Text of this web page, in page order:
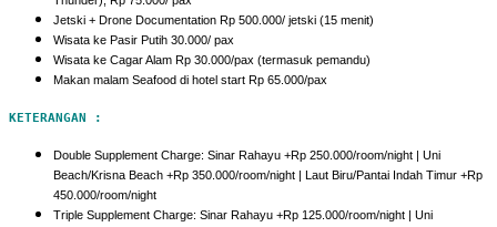
Jetski + Drone Documentation Rp 500.000/ jetski (15 menit)
Wisata ke Pasir Putih 30.000/ pax
Wisata ke Cagar Alam Rp 30.000/pax (termasuk pemandu)
Makan malam Seafood di hotel start Rp 65.000/pax
KETERANGAN :
Double Supplement Charge: Sinar Rahayu +Rp 250.000/room/night | Uni
Beach/Krisna Beach +Rp 350.000/room/night | Laut Biru/Pantai Indah Timur +Rp
450.000/room/night
Triple Supplement Charge: Sinar Rahayu +Rp 125.000/room/night | Uni